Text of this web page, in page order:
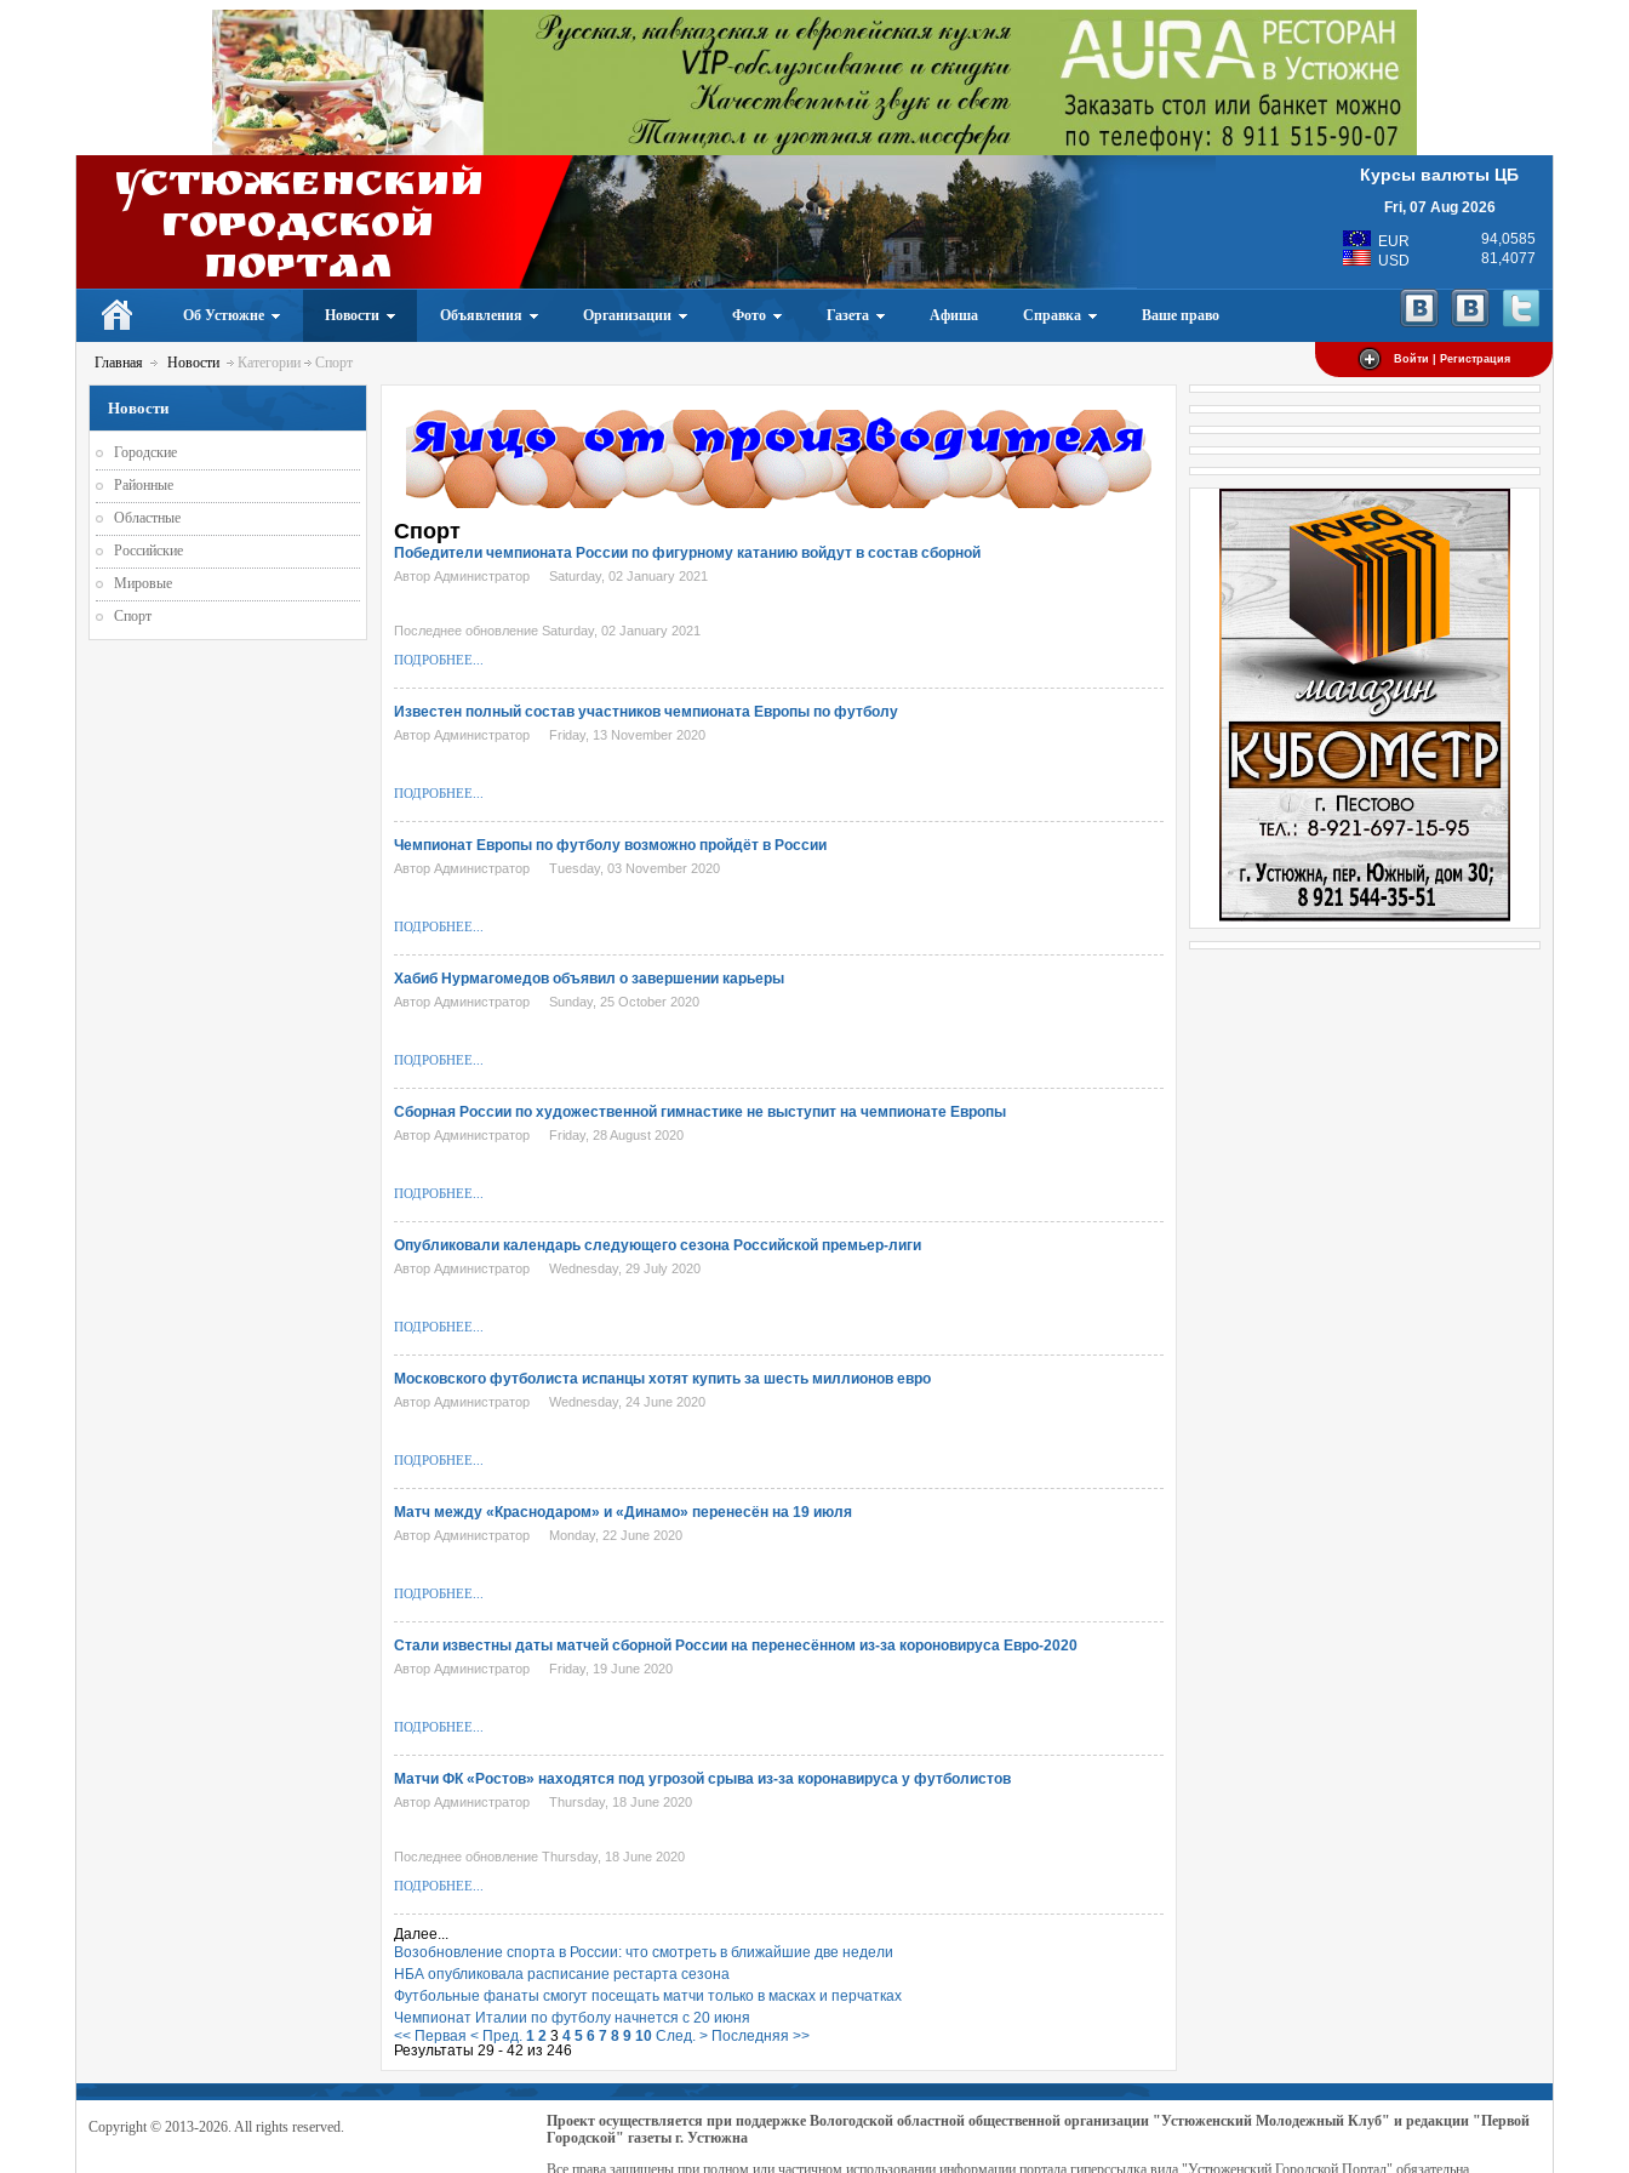
Устюженский
Городской
портал
Курсы валюты ЦБ
Fri, 07 Aug 2026
EUR
94,0585
USD
81,4077
Об Устюжне Новости Объявления Организации Фото Газета Афиша Справка Ваше право
Войти | Регистрация
Главная Новости Категории Спорт
Спорт
Победители чемпионата России по фигурному катанию войдут в состав сборной
Автор Администратор Saturday, 02 January 2021
Последнее обновление Saturday, 02 January 2021
ПОДРОБНЕЕ...
Известен полный состав участников чемпионата Европы по футболу
Автор Администратор Friday, 13 November 2020
ПОДРОБНЕЕ...
Чемпионат Европы по футболу возможно пройдёт в России
Автор Администратор Tuesday, 03 November 2020
ПОДРОБНЕЕ...
Хабиб Нурмагомедов объявил о завершении карьеры
Автор Администратор Sunday, 25 October 2020
ПОДРОБНЕЕ...
Сборная России по художественной гимнастике не выступит на чемпионате Европы
Автор Администратор Friday, 28 August 2020
ПОДРОБНЕЕ...
Опубликовали календарь следующего сезона Российской премьер-лиги
Автор Администратор Wednesday, 29 July 2020
ПОДРОБНЕЕ...
Московского футболиста испанцы хотят купить за шесть миллионов евро
Автор Администратор Wednesday, 24 June 2020
ПОДРОБНЕЕ...
Матч между «Краснодаром» и «Динамо» перенесён на 19 июля
Автор Администратор Monday, 22 June 2020
ПОДРОБНЕЕ...
Стали известны даты матчей сборной России на перенесённом из-за короновируса Евро-2020
Автор Администратор Friday, 19 June 2020
ПОДРОБНЕЕ...
Матчи ФК «Ростов» находятся под угрозой срыва из-за коронавируса у футболистов
Автор Администратор Thursday, 18 June 2020
Последнее обновление Thursday, 18 June 2020
ПОДРОБНЕЕ...
Далее...
Возобновление спорта в России: что смотреть в ближайшие две недели
НБА опубликовала расписание рестарта сезона
Футбольные фанаты смогут посещать матчи только в масках и перчатках
Чемпионат Италии по футболу начнется с 20 июня
<< Первая < Пред. 1 2 3 4 5 6 7 8 9 10 След. > Последняя >>
Результаты 29 - 42 из 246
Новости
Городские
Районные
Областные
Российские
Мировые
Спорт
Copyright © 2013-2026. All rights reserved.
Проект осуществляется при поддержке Вологодской областной общественной организации "Устюженский Молодежный Клуб" и редакции "Первой
Городской" газеты г. Устюжна
Все права защищены,при полном или частичном использовании информации портала гиперссылка вида "Устюженский Городской Портал" обязательна.